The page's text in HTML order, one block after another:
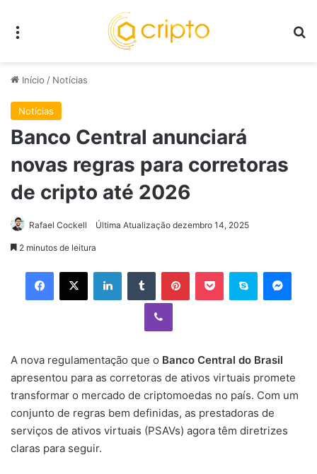
Início / Notícias
Notícias
Banco Central anunciará
novas regras para corretoras
de cripto até 2026
Rafael Cockell Última Atualização dezembro 14, 2025
2 minutos de leitura
Facebook
X LinkedinTumblr PinterestPocket Skype
Viber
A nova regulamentação que o Banco Central do Brasil
apresentou para as corretoras de ativos virtuais promete
transformar o mercado de criptomoedas no país. Com um
conjunto de regras bem definidas, as prestadoras de
serviços de ativos virtuais (PSAVs) agora têm diretrizes
claras para seguir.